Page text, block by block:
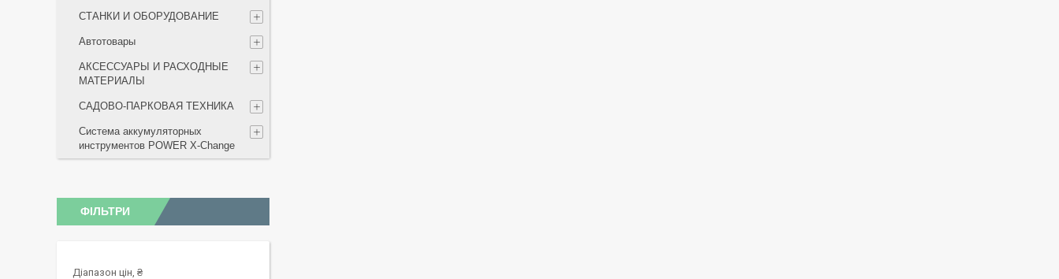
СТАНКИ И ОБОРУДОВАНИЕ
Автотовары
АКСЕССУАРЫ И РАСХОДНЫЕ
МАТЕРИАЛЫ
САДОВО-ПАРКОВАЯ ТЕХНИКА
Система аккумуляторных
инструментов POWER X-Change
ФІЛЬТРИ
Діапазон цін, ₴